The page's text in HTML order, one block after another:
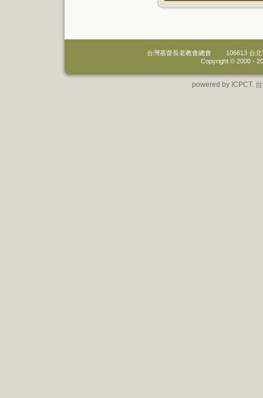
台灣基督長老教會總會
106613 台
Copyright © 2000 -
powered by ICPCT.